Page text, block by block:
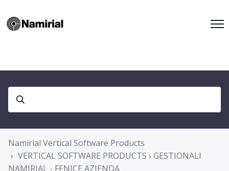
Namirial Vertical Software Products
VERTICAL SOFTWARE PRODUCTS › GESTIONALI
NAMIRIAL - FENICE AZIENDA